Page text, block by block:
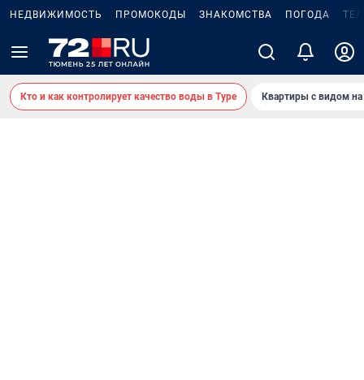
НЕДВИЖИМОСТЬ ПРОМОКОДЫ ЗНАКОМСТВА ПОГОДА
Кто и как контролирует качество воды в Туре Квартиры с видом на